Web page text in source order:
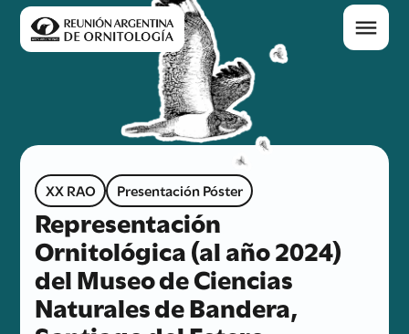
XX RAO Presentación Póster
Representación
Ornitológica (al año 2024)
del Museo de Ciencias
Naturales de Bandera,